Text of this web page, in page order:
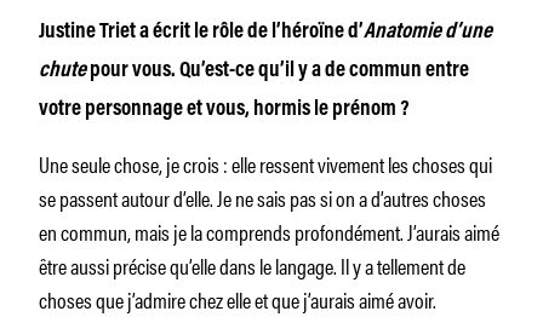
Justine Triet a écrit le rôle de l’héroïne d’Anatomie d’une
chutepour vous. Qu’est-ce qu’il y a de commun entre
votre personnage et vous, hormis le prénom ?
Une seule chose, je crois : elle ressent vivement les choses qui
se passent autour d’elle. Je ne sais pas si on a d’autres choses
en commun, mais je la comprends profondément. J’aurais aimé
être aussi précise qu’elle dans le langage. Il y a tellement de
choses que j’admire chez elle et que j’aurais aimé avoir.